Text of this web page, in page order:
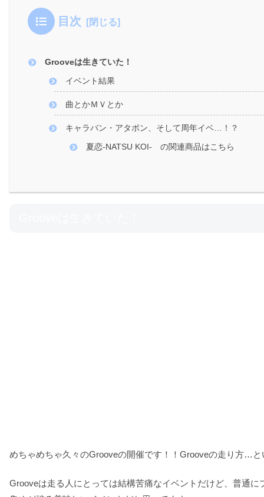
目次
Grooveは生きていた！
イベント結果
曲とかＭＶとか
キャラバン・アタポン、そして周年イベ…！？
夏恋-NATSU KOI- の関連商品はこちら
めちゃめちゃ久々のGrooveの開催です！！Grooveの走り方…
Grooveは走る人にとっては結構苦痛なイベントだけど、普通